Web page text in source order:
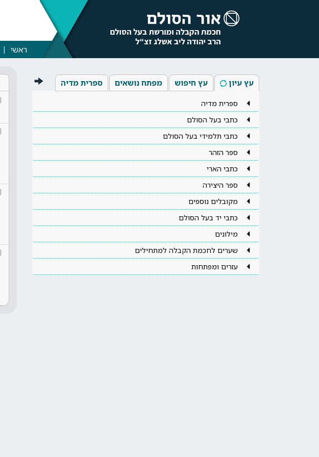
ראשי
עץ עיון עץ חיפוש מפתח נושאים ספרית מדיה
ספרית מדיה
כתבי בעל הסולם
כתבי תלמידי בעל הסולם
ספר הזהר
כתבי הארי
ספר היצירה
מקובלים נוספים
כתבי יד בעל הסולם
מילונים
שערים לחכמת הקבלה למתחילים
עזרים ומפתחות